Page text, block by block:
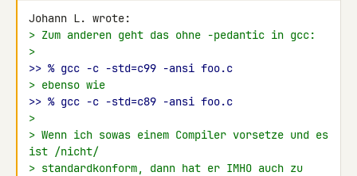
> Zum anderen geht das ohne -pedantic in gcc:
>
>> % gcc -c -std=c99 -ansi foo.c
> ebenso wie
>> % gcc -c -std=c89 -ansi foo.c
>
> Wenn ich sowas einem Compiler vorsetze und es
ist /nicht/
> standardkonform, dann hat er IMHO auch zu